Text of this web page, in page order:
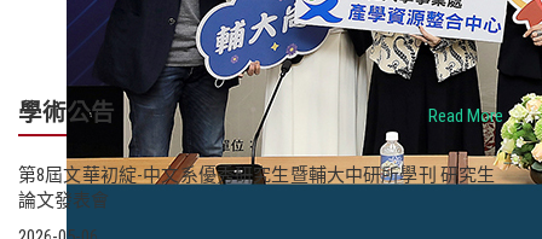
學術公告
第8屆文華初綻-中文系優秀研究生暨輔大中研所學刊 研究生
論文發表會
Read More